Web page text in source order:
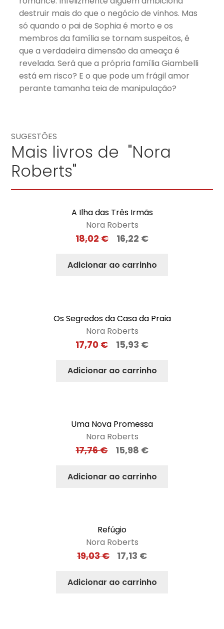
destruir mais do que o negócio de vinhos. Mas
só quando o pai de Sophia é morto e os
membros da família se tornam suspeitos, é
que a verdadeira dimensão da ameaça é
revelada. Será que a própria família Giambelli
está em risco? E o que pode um frágil amor
perante tamanha teia de manipulação?
SUGESTÕES
Mais livros de "Nora
Roberts"
A Ilha das Três Irmãs
Nora Roberts
18,02€ 16,22 €
Adicionar ao carrinho
Os Segredos da Casa da Praia
Nora Roberts
17,70€ 15,93 €
Adicionar ao carrinho
Uma Nova Promessa
Nora Roberts
17,76€ 15,98 €
Adicionar ao carrinho
Refúgio
Nora Roberts
19,03€ 17,13 €
Adicionar ao carrinho